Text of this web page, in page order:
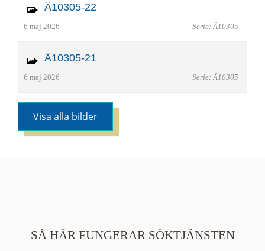
Ä10305-22
6 maj 2026 Serie: Ä10305
Ä10305-21
6 maj 2026 Serie: Ä10305
Visa alla bilder
SÅ HÄR FUNGERAR SÖKTJÄNSTEN